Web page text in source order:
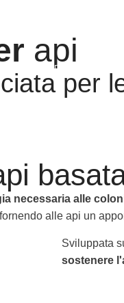
E PARTNER
api
per
necessaria alle
fornendo alle api un
Sviluppata
sostenere